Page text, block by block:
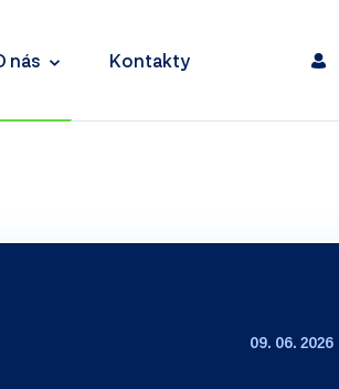
nás Kontakty
09. 06. 2026